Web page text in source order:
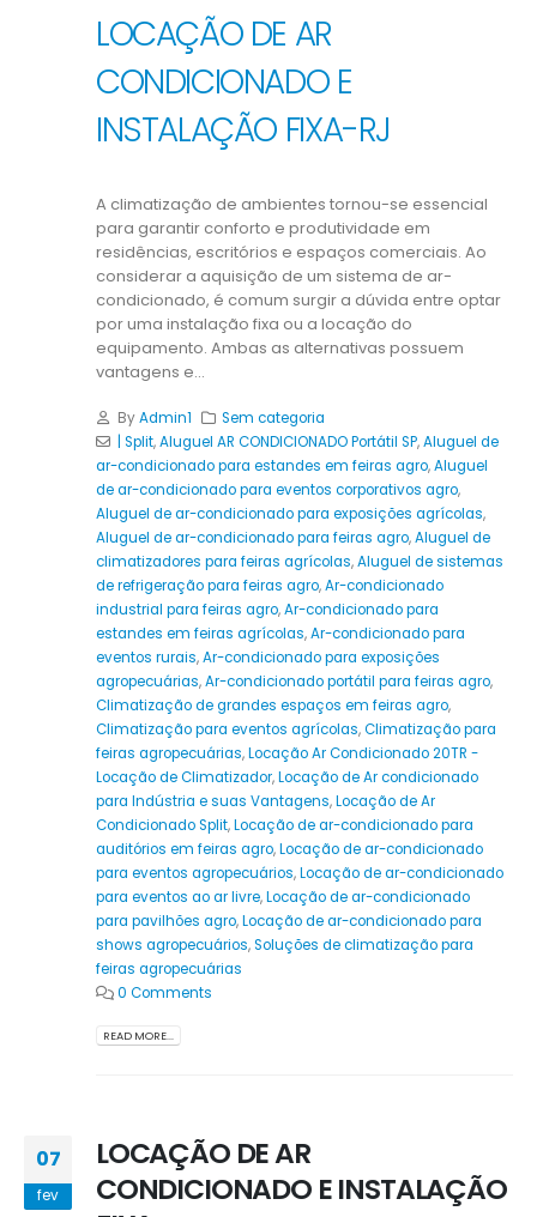
LOCAÇÃO DE AR
CONDICIONADO E
INSTALAÇÃO FIXA-RJ
A climatização de ambientes tornou-se essencial
para garantir conforto e produtividade em
residências, escritórios e espaços comerciais. Ao
considerar a aquisição de um sistema de ar-
condicionado, é comum surgir a dúvida entre optar
por uma instalação fixa ou a locação do
equipamento. Ambas as alternativas possuem
vantagens e...
ByAdmin1
Sem categoria
| Split,Aluguel AR CONDICIONADO Portátil SP,Aluguel de
ar-condicionado para estandes em feiras agro,Aluguel
de ar-condicionado para eventos corporativos agro,
Aluguel de ar-condicionado para exposições agrícolas,
Aluguel de ar-condicionado para feiras agro,Aluguel de
climatizadores para feiras agrícolas,Aluguel de sistemas
de refrigeração para feiras agro,Ar-condicionado
industrial para feiras agro,Ar-condicionado para
estandes em feiras agrícolas,Ar-condicionado para
eventos rurais,Ar-condicionado para exposições
agropecuárias,Ar-condicionado portátil para feiras agro,
Climatização de grandes espaços em feiras agro,
Climatização para eventos agrícolas,Climatização para
feiras agropecuárias,Locação Ar Condicionado 20TR -
Locação de Climatizador,Locação de Ar condicionado
para Indústria e suas Vantagens,Locação de Ar
Condicionado Split,Locação de ar-condicionado para
auditórios em feiras agro,Locação de ar-condicionado
para eventos agropecuários,Locação de ar-condicionado
para eventos ao ar livre,Locação de ar-condicionado
para pavilhões agro,Locação de ar-condicionado para
shows agropecuários,Soluções de climatização para
feiras agropecuárias
0 Comments
READ MORE...
07
fev
LOCAÇÃO DE AR
CONDICIONADO E INSTALAÇÃO